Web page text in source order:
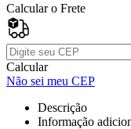
Calcular o Frete
Calcular
Não sei meu CEP
Descrição
Informação